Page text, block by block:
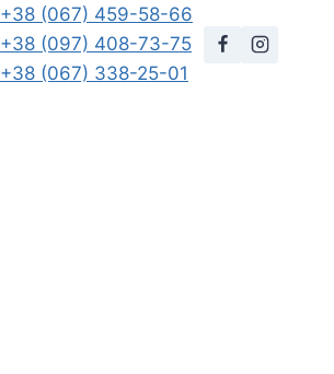
+38 (067) 459-58-66
+38 (097) 408-73-75
+38 (067) 338-25-01